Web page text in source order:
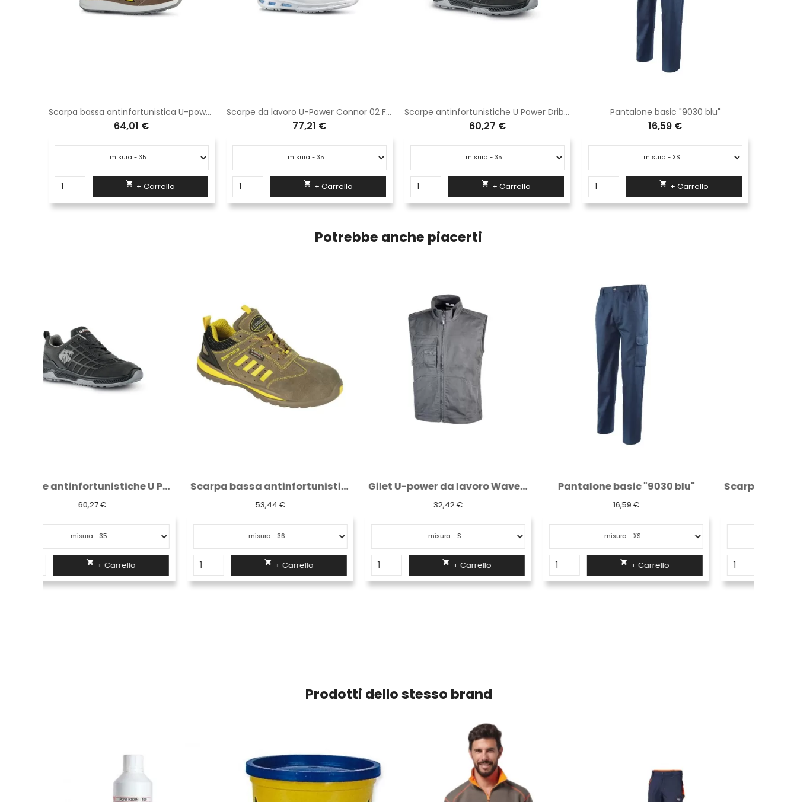
Scarpa bassa antinfortunistica U-power Dorado S1P SRC ESD RU20066
64,01 €
 + Carrello
Scarpe da lavoro U-Power Connor 02 FO SRC ESD RO20067
77,21 €
 + Carrello
Scarpe antinfortunistiche U Power Dribbling S3 SRC WN20074
60,27 €
 + Carrello
Pantalone basic "9030 blu"
16,59 €
 + Carrello
Potrebbe anche piacerti
Scarpa bassa antinfortunistica Logica Delta

Gilet U-power da lavoro Wave grey iron...

Pantalone basic "9030 blu"

Scarpa bassa antinfortunistica U-power...

Prodotti dello stesso brand